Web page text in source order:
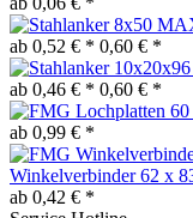
ab 0,52 € * 0,60 € *
ab 0,46 € * 0,60 € *
ab 0,99 € *
Winkelverbinder 62 x
ab 0,42 € *